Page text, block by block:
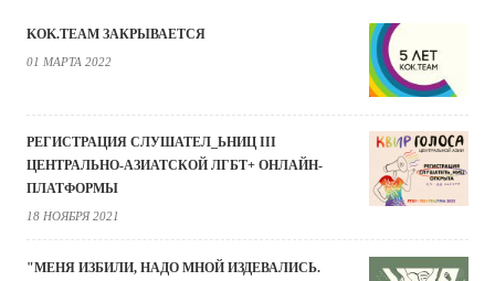
KOK.TEAM ЗАКРЫВАЕТСЯ
01 МАРТА 2022
РЕГИСТРАЦИЯ СЛУШАТЕЛ_ЬНИЦ III
ЦЕНТРАЛЬНО-АЗИАТСКОЙ ЛГБТ+ ОНЛАЙН-
ПЛАТФОРМЫ
18 НОЯБРЯ 2021
"МЕНЯ ИЗБИЛИ, НАДО МНОЙ ИЗДЕВАЛИСЬ.